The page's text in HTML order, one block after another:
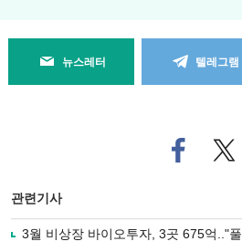
뉴스레터 텔레그램
페
이
로
기
트위
터로
관련기사
3월 비상장 바이오투자, 3곳 675억.."